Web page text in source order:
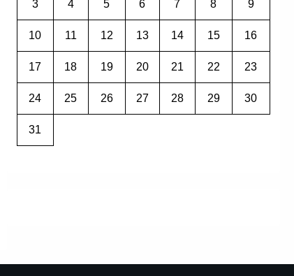
3 4 5 6 7 8 9
10 11 12 13 14 15 16
17 18 19 20 21 22 23
24 25 26 27 28 29 30
31